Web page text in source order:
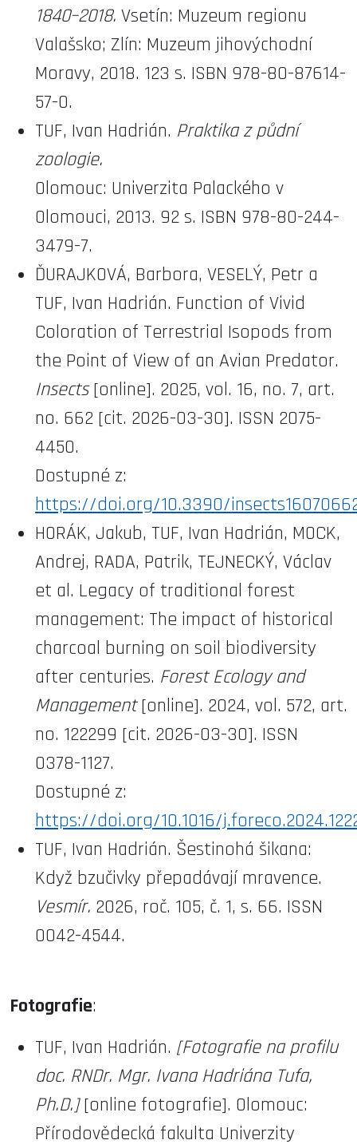
1840–2018. Vsetín: Muzeum regionu
Valašsko; Zlín: Muzeum jihovýchodní
Moravy, 2018. 123 s. ISBN 978-80-87614-
57-0.
TUF, Ivan Hadrián. Praktika z půdní
zoologie.
Olomouc: Univerzita Palackého v
Olomouci, 2013. 92 s. ISBN 978-80-244-
3479-7.
ĎURAJKOVÁ, Barbora, VESELÝ, Petr a
TUF, Ivan Hadrián. Function of Vivid
Coloration of Terrestrial Isopods from
the Point of View of an Avian Predator.
Insects[online]. 2025, vol. 16, no. 7, art.
no. 662 [cit. 2026-03-30]. ISSN 2075-
4450.
Dostupné z:
https://doi.org/10.3390/
HORÁK, Jakub, TUF, Ivan Hadrián, MOCK,
Andrej, RADA, Patrik, TEJNECKÝ, Václav
et al. Legacy of traditional forest
management: The impact of historical
charcoal burning on soil biodiversity
after centuries. Forest Ecology and
Management[online]. 2024, vol. 572, art.
no. 122299 [cit. 2026-03-30]. ISSN
0378-1127.
Dostupné z:
https://doi.org/10.1016/
TUF, Ivan Hadrián. Šestinohá šikana:
Když bzučivky přepadávají mravence.
Vesmír. 2026, roč. 105, č. 1, s. 66. ISSN
0042-4544.
Fotografie:
TUF, Ivan Hadrián. [Fotografie na profilu
doc. RNDr. Mgr. Ivana Hadriána Tufa,
Ph.D.][online fotografie]. Olomouc:
Přírodovědecká fakulta Univerzity